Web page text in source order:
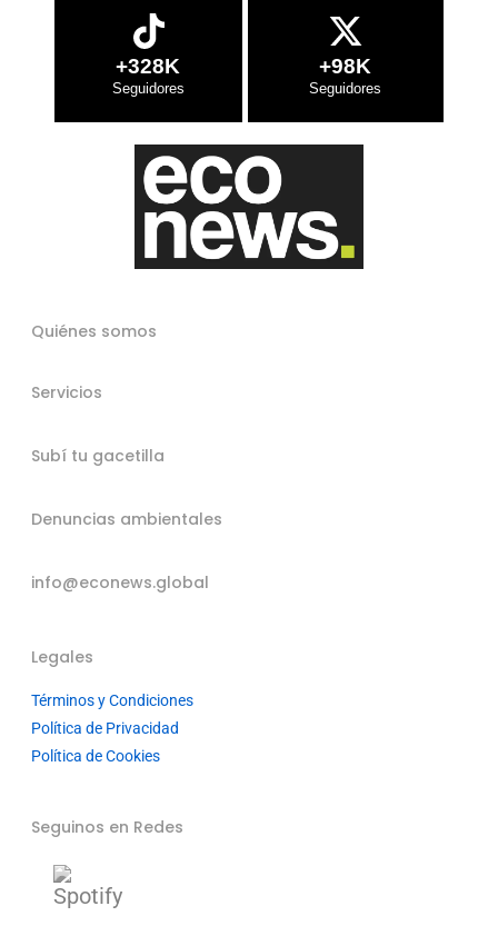
+328K +98K
Quiénes somos
Servicios
Subí tu gacetilla
Denuncias ambientales
info@econews.global
Legales
Términos y Condiciones
Política de Privacidad
Política de Cookies
Seguinos en Redes